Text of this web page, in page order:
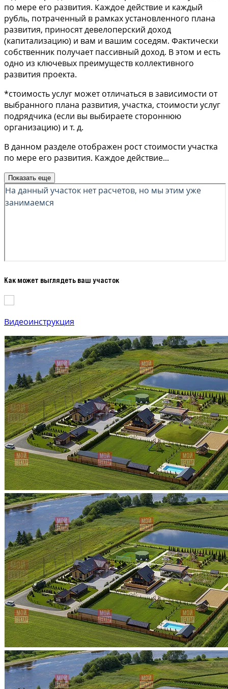
по мере его развития. Каждое действие и каждый
рубль, потраченный в рамках установленного плана
развития, приносят девелоперский доход
(капитализацию) и вам и вашим соседям. Фактически
собственник получает пассивный доход. В этом и есть
одно из ключевых преимуществ коллективного
развития проекта.
*стоимость услуг может отличаться в зависимости от
выбранного плана развития, участка, стоимости услуг
подрядчика (если вы выбираете стороннюю
организацию) и т. д.
В данном разделе отображен рост стоимости участка
по мере его развития. Каждое действие...
Показать еще
Как может выглядеть ваш участок
Видеоинструкция